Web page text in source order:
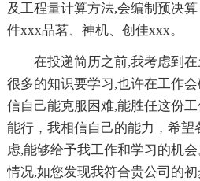
及工程量计算方法,会编制预决
件xxx品茗、神机、创佳xxx。
在投递简历之前,我考虑到
很多的知识要学习,也许在工作
信自己能克服困难,能胜任这份
能行，我相信自己的能力，希
虑,能够给予我工作和学习的机
情况,如您发现我符合贵公司的